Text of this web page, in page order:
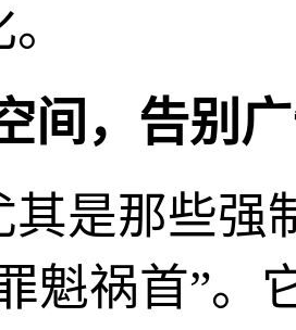
间，告别
其是那些强
魁祸首”。